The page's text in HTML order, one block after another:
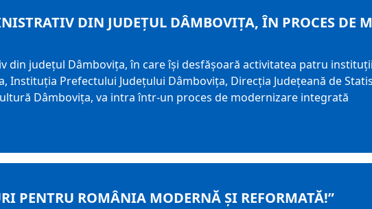
DIN JUDEȚUL DÂMBOVIȚA, ÎN PROCES DE
din județul Dâmbovița, în care își desfășoară activitatea patru
Instituția Prefectului Județului Dâmbovița, Direcția Județeană de
Dâmbovița, va intra într-un proces de modernizare integrată
PENTRU ROMÂNIA MODERNĂ ȘI REFORMATĂ!”